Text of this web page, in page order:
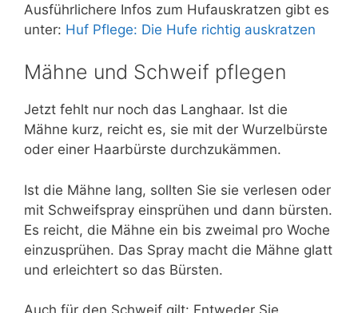
Ausführlichere Infos zum Hufauskratzen gibt es
unter: Huf Pflege: Die Hufe richtig auskratzen
Mähne und Schweif pflegen
Jetzt fehlt nur noch das Langhaar. Ist die
Mähne kurz, reicht es, sie mit der Wurzelbürste
oder einer Haarbürste durchzukämmen.
Ist die Mähne lang, sollten Sie sie verlesen oder
mit Schweifspray einsprühen und dann bürsten.
Es reicht, die Mähne ein bis zweimal pro Woche
einzusprühen. Das Spray macht die Mähne glatt
und erleichtert so das Bürsten.